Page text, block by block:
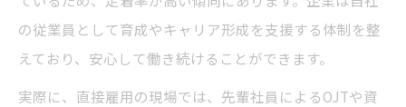
の従業員として育成やキャリア形成を支援する体制を整
えており、安心して働き続けることができます。
実際に、直接雇用の現場では、先輩社員によるOJTや資